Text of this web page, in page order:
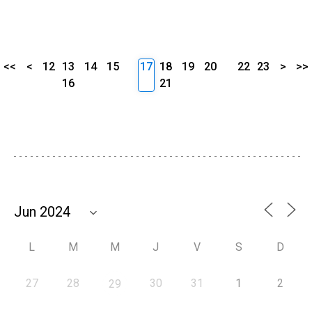
<< < 12 13 14
15
16
17 18 19
20
21
22 23 > >>
L M M J V S D
27 28 29 30 31 1 2